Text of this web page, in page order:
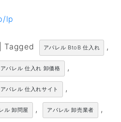
lp
Tagged アパレル BtoB 仕入れ ,
アパレル 仕入れ 卸価格 ,
アパレル 仕入れサイト ,
ル 卸問屋 , アパレル 卸売業者 ,